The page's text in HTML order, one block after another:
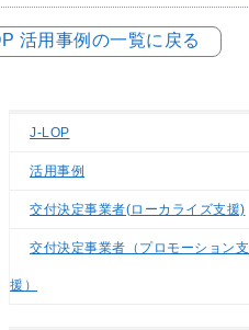
活用事例の一覧に戻る
J-LOP
活用事例
交付決定事業者(ローカライズ支援)
交付決定事業者（プロモーション支
援）